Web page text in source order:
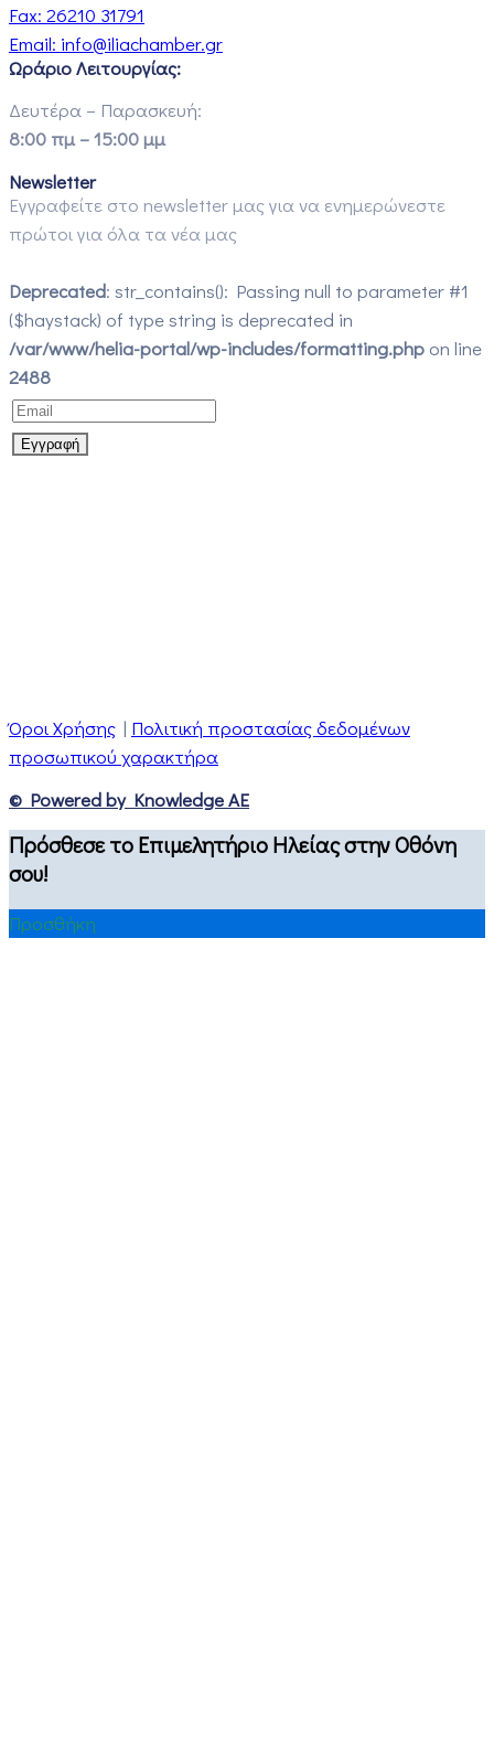
Fax: 26210 31791
Email: info@iliachamber.gr
Ωράριο Λειτουργίας:
Δευτέρα – Παρασκευή:
8:00 πμ – 15:00 μμ
Newsletter
Εγγραφείτε στο newsletter μας για να ενημερώνεστε
πρώτοι για όλα τα νέα μας
Deprecated: str_contains(): Passing null to parameter #1
($haystack) of type string is deprecated in
/var/www/helia-portal/wp-includes/formatting.php on line
2488
Όροι Χρήσης | Πολιτική προστασίας δεδομένων
προσωπικού χαρακτήρα
© Powered by Knowledge AE
Πρόσθεσε το Επιμελητήριο Ηλείας στην Οθόνη
σου!
Προσθήκη